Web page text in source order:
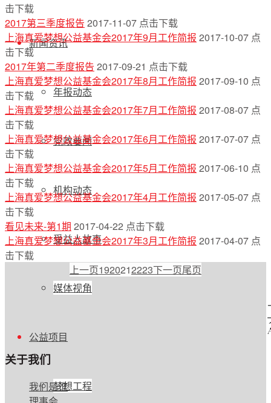
新闻资讯
年报动态
党政要闻
机构动态
受益人故事
媒体视角
公益项目
梦想工程
击下载
2017第三季度报告 2017-11-07 点击下载
上海真爱梦想公益基金会2017年9月工作简报 2017-10-07 点
击下载
2017年第二季度报告 2017-09-21 点击下载
上海真爱梦想公益基金会2017年8月工作简报 2017-09-10 点
击下载
上海真爱梦想公益基金会2017年7月工作简报 2017-08-07 点
击下载
上海真爱梦想公益基金会2017年6月工作简报 2017-07-07 点
击下载
上海真爱梦想公益基金会2017年5月工作简报 2017-06-10 点
击下载
上海真爱梦想公益基金会2017年4月工作简报 2017-05-07 点
击下载
看见未来-第1期 2017-04-22 点击下载
上海真爱梦想公益基金会2017年3月工作简报 2017-04-07 点
击下载
上一页1920212223下一页尾页
关于我们
我们是谁